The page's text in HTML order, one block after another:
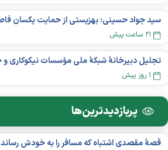
۲۱ ساعت پیش
۱ روز پیش
پربازدید‌ترین‌ها
قصهٔ مقصدی اشتباه که مسافر را به خودش رساند